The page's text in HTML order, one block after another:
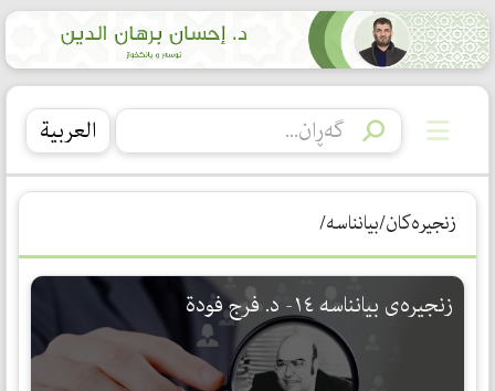
العربیة
زنجیرەکان/بیانناسە/
زنجیرەی بیانناسە ١٤- د. فرج فودة